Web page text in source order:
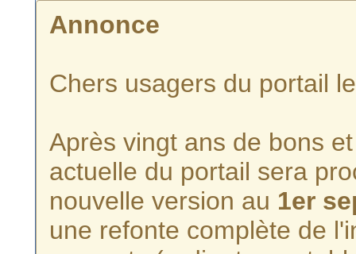
Annonce
Chers usagers du portail
Après vingt ans de bons
actuelle du portail sera
nouvelle version au 1er
une refonte complète de